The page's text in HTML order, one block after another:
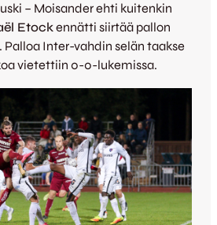
– Moisander ehti kuitenkin
Etockennätti siirtää pallon
Inter-vahdin selän taakse
vietettiin 0-0-lukemissa.